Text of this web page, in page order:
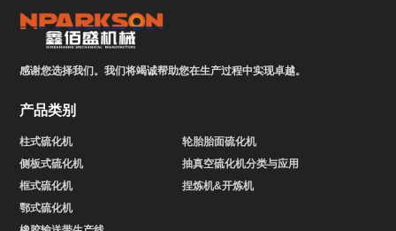
感谢您选择我们。我们将竭诚帮助您在生产过程中实现卓越。
产品类别
柱式硫化机
侧板式硫化机
框式硫化机
鄂式硫化机
轮胎胎面硫化机
抽真空硫化机分类与应用
捏炼机&开炼机